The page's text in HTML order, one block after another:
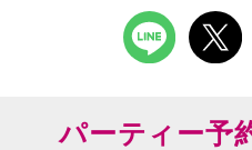
パーティー予